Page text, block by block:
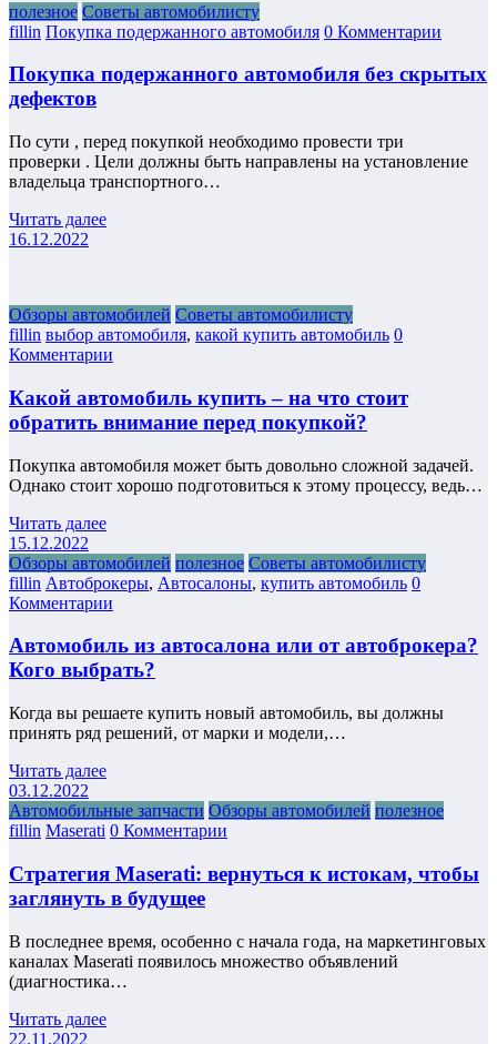
полезное Советы автомобилисту
fillin Покупка подержанного автомобиля 0 Комментарии
Покупка подержанного автомобиля без скрытых
дефектов
По сути , перед покупкой необходимо провести три
проверки . Цели должны быть направлены на установление
владельца транспортного…
Читать далее
16.12.2022
Обзоры автомобилей Советы автомобилисту
fillin выбор автомобиля, какой купить автомобиль 0
Комментарии
Какой автомобиль купить – на что стоит
обратить внимание перед покупкой?
Покупка автомобиля может быть довольно сложной задачей.
Однако стоит хорошо подготовиться к этому процессу, ведь…
Читать далее
15.12.2022
Обзоры автомобилей полезное Советы автомобилисту
fillin Автоброкеры, Автосалоны, купить автомобиль 0
Комментарии
Автомобиль из автосалона или от автоброкера?
Кого выбрать?
Когда вы решаете купить новый автомобиль, вы должны
принять ряд решений, от марки и модели,…
Читать далее
03.12.2022
Автомобильные запчасти Обзоры автомобилей полезное
fillin Maserati 0 Комментарии
Стратегия Maserati: вернуться к истокам, чтобы
заглянуть в будущее
В последнее время, особенно с начала года, на маркетинговых
каналах Maserati появилось множество объявлений
(диагностика…
Читать далее
22.11.2022